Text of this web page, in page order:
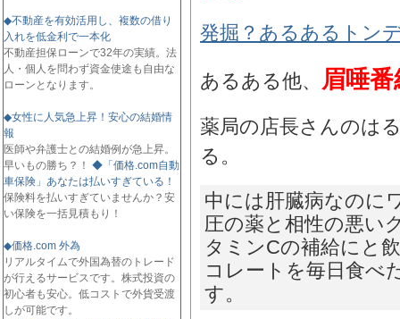
発掘？あるあるトン
あるある他、 眉唾番
薬局の店長さんのは
る。
中には肝臓病なのに
圧の薬と相性の悪い
タミンCの補給にと
コレートを毎日食べ
す。
◆不動産を有効活用し、複数の借り
入れを低金利で一本化
不動産担保ローンで32年の実績。法
人・個人を問わず資金使途も自由な
ローンとなります。
◆女性に人気急上昇！安心の結婚情
報
医師や弁護士との結婚例が急上昇。
早いもの勝ち？！ ◆「価格.com自動
車保険」あなたは払いすぎている！
保険料を払いすぎていませんか？安
い保険を一括見積もり！
◆価格.com 外為
リアルタイムで外国為替のトレード
が行えるサービスです。株式投資の
初心者も安心。低コストで外貨受渡
しが可能です。